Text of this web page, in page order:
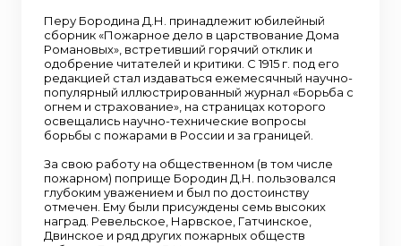
Перу Бородина Д.Н. принадлежит юбилейный
сборник «Пожарное дело в царствование Дома
Романовых», встретивший горячий отклик и
одобрение читателей и критики. С 1915 г. под его
редакцией стал издаваться ежемесячный научно-
популярный иллюстрированный журнал «Борьба с
огнем и страхование», на страницах которого
освещались научно-технические вопросы
борьбы с пожарами в России и за границей.
За свою работу на общественном (в том числе
пожарном) поприще Бородин Д.Н. пользовался
глубоким уважением и был по достоинству
отмечен. Ему были присуждены семь высоких
наград. Ревельское, Нарвское, Гатчинское,
Двинское и ряд других пожарных обществ